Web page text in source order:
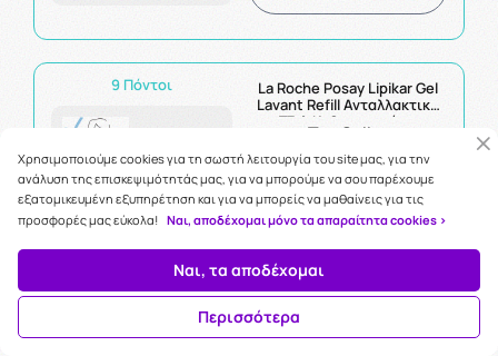
9 Πόντοι
La Roche Posay Lipikar Gel
Lavant Refill Ανταλλακτικό
Τζελ Καθαρισμού με
400ml
Top Seller
Η τιμή μας:
8.51€
ΚΑΛΑΘΙ
Χρησιμοποιούμε cookies για τη σωστή λειτουργία του site μας, για την
ανάλυση της επισκεψιμότητάς μας, για να μπορούμε να σου παρέχουμε
εξατομικευμένη εξυπηρέτηση και για να μπορείς να μαθαίνεις για τις
προσφορές μας εύκολα! Ναι, αποδέχομαι μόνο τα απαραίτητα cookies >
Ναι, τα αποδέχομαι
Περισσότερα